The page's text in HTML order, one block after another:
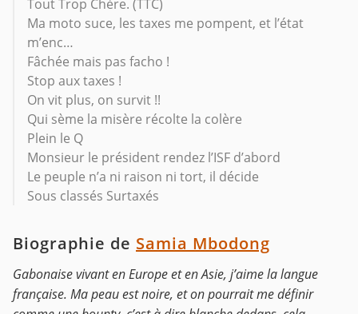
Tout Trop Chère. (TTC)
Ma moto suce, les taxes me pompent, et l’état
m’enc…
Fâchée mais pas facho !
Stop aux taxes !
On vit plus, on survit !!
Qui sème la misère récolte la colère
Plein le Q
Monsieur le président rendez l’ISF d’abord
Le peuple n’a ni raison ni tort, il décide
Sous classés Surtaxés
Biographie de Samia Mbodong
Gabonaise vivant en Europe et en Asie, j’aime la langue
française. Ma peau est noire, et on pourrait me définir